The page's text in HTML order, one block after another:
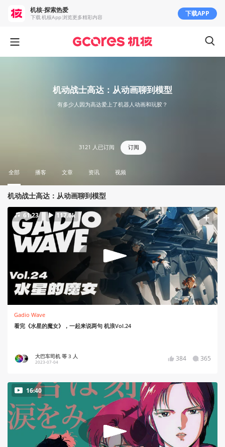
机动战士高达：从动画聊到模型
有多少人因为高达爱上了机器人动画和玩胶？
3121 人已订阅 订阅
全部 播客 文章 资讯 视频
机动战士高达：从动画聊到模型
61:23 117.6k
Gadio Wave
看完《水星的魔女》，一起来说两句 机浪Vol.24
大巴车司机 等 3 人
2023-07-04 384 365
16:40
机核-探索热爱
下载 机核App 浏览更多精彩内容 下载APP